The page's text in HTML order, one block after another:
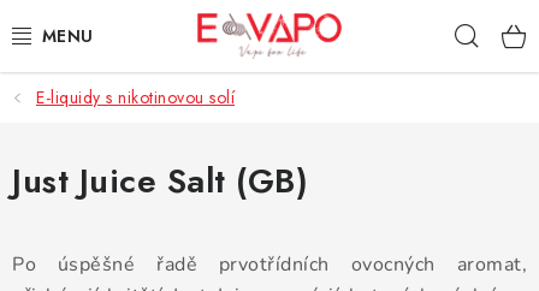
na
3D TISK
TIPY ZA DOBROU CENU
E-liquidy s nikotinovou solí
Just Juice Salt (GB)
Po úspěšné řadě prvotřídních ovocných aromat,